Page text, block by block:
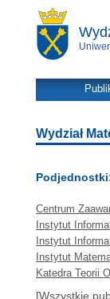
Wydział
Centrum
Instytut
Instytut
Instytut
Katedra Teorii
[Wszystkie